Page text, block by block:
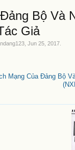
Bộ Và
Giả
,Jun 25, 2017
Mạng Của Đảng Bộ